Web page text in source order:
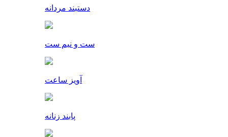
دستبند مردانه
ست و نیم ست
آویز ساعت
پابند زنانه